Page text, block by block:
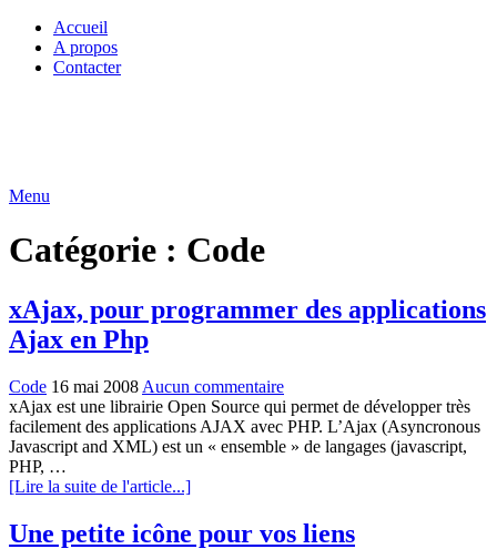
Accueil
A propos
Contacter
Menu
Catégorie : Code
xAjax, pour programmer des applications
Ajax en Php
Code 16 mai 2008 Aucun commentaire
xAjax est une librairie Open Source qui permet de développer très
facilement des applications AJAX avec PHP. L’Ajax (Asyncronous
Javascript and XML) est un « ensemble » de langages (javascript,
PHP, …
[Lire la suite de l'article...]
Une petite icône pour vos liens